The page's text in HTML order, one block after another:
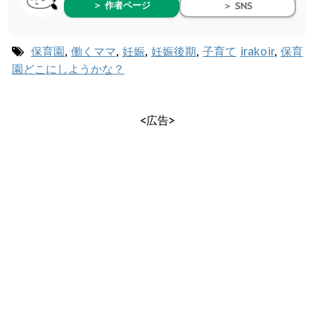
＞ 作者ページ ＞ SNS
保育園, 働くママ, 妊娠, 妊娠後期, 子育て irakoir, 保育
園どこにしようかな？
<広告>